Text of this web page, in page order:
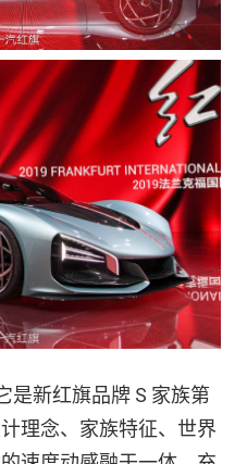
是新红旗品牌 S 家族第
理念、家族特征、世界